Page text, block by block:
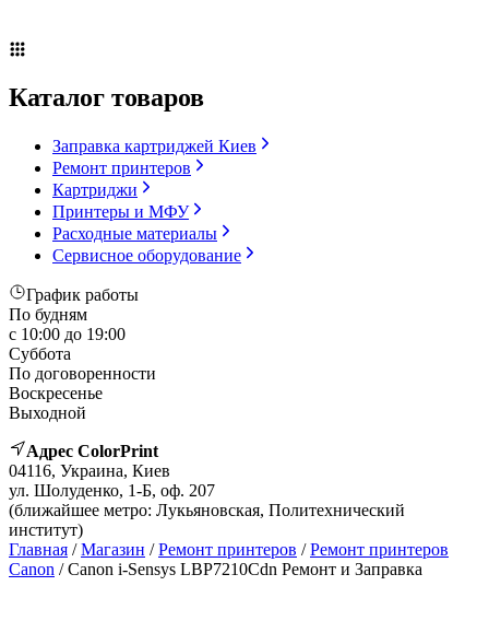
Каталог товаров
Заправка картриджей Киев
Ремонт принтеров
Картриджи
Принтеры и МФУ
Расходные материалы
Сервисное оборудование
График работы
По будням
с 10:00 до 19:00
Суббота
По договоренности
Воскресенье
Выходной
Адрес ColorPrint
04116, Украина, Киев
ул. Шолуденко, 1-Б, оф. 207
(ближайшее метро: Лукьяновская, Политехнический
институт)
Главная /Магазин /Ремонт принтеров /Ремонт принтеров
Canon / Canon i-Sensys LBP7210Cdn Ремонт и Заправка